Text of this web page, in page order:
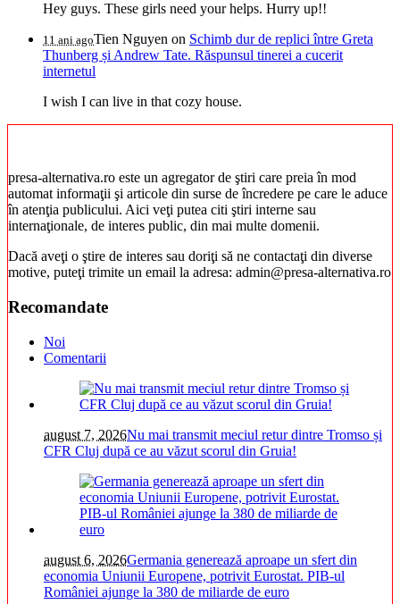
Hey guys. These girls need your helps. Hurry up!!
11 ani agoTien Nguyen on Schimb dur de replici între Greta
Thunberg și Andrew Tate. Răspunsul tinerei a cucerit
internetul
I wish I can live in that cozy house.
presa-alternativa.ro este un agregator de ştiri care preia în mod
automat informaţii şi articole din surse de încredere pe care le aduce
în atenţia publicului. Aici veţi putea citi ştiri interne sau
internaţionale, de interes public, din mai multe domenii.
Dacă aveţi o ştire de interes sau doriţi să ne contactaţi din diverse
motive, puteţi trimite un email la adresa: admin@presa-alternativa.ro
Recomandate
Noi
Comentarii
august 7, 2026Nu mai transmit meciul retur dintre Tromso și
CFR Cluj după ce au văzut scorul din Gruia!
august 6, 2026Germania generează aproape un sfert din
economia Uniunii Europene, potrivit Eurostat. PIB-ul
României ajunge la 380 de miliarde de euro